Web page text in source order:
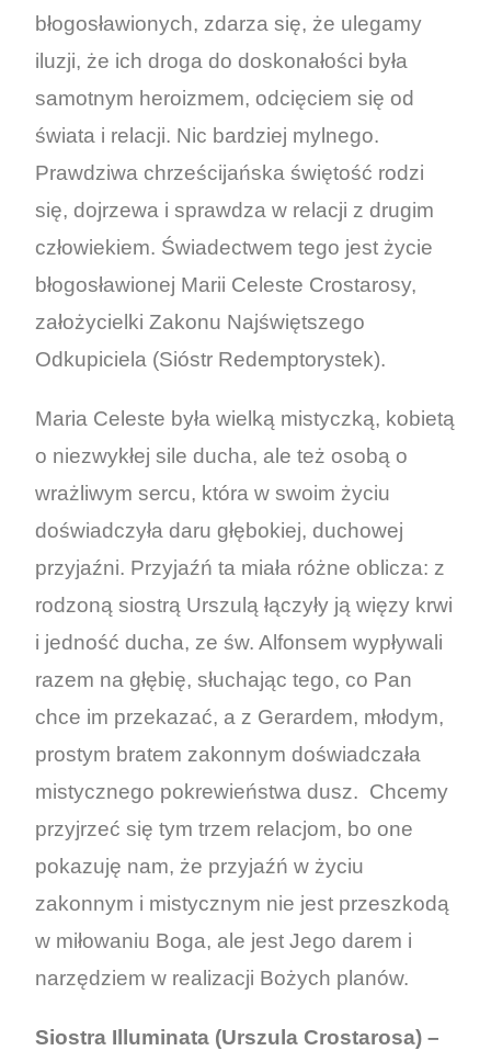
błogosławionych, zdarza się, że ulegamy
iluzji, że ich droga do doskonałości była
samotnym heroizmem, odcięciem się od
świata i relacji. Nic bardziej mylnego.
Prawdziwa chrześcijańska świętość rodzi
się, dojrzewa i sprawdza w relacji z drugim
człowiekiem. Świadectwem tego jest życie
błogosławionej Marii Celeste Crostarosy,
założycielki Zakonu Najświętszego
Odkupiciela (Sióstr Redemptorystek).
Maria Celeste była wielką mistyczką, kobietą
o niezwykłej sile ducha, ale też osobą o
wrażliwym sercu, która w swoim życiu
doświadczyła daru głębokiej, duchowej
przyjaźni. Przyjaźń ta miała różne oblicza: z
rodzoną siostrą Urszulą łączyły ją więzy krwi
i jedność ducha, ze św. Alfonsem wypływali
razem na głębię, słuchając tego, co Pan
chce im przekazać, a z Gerardem, młodym,
prostym bratem zakonnym doświadczała
mistycznego pokrewieństwa dusz. Chcemy
przyjrzeć się tym trzem relacjom, bo one
pokazuję nam, że przyjaźń w życiu
zakonnym i mistycznym nie jest przeszkodą
w miłowaniu Boga, ale jest Jego darem i
narzędziem w realizacji Bożych planów.
Siostra Illuminata (Urszula Crostarosa) –